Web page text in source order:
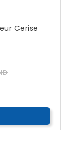
Cerise
Prix